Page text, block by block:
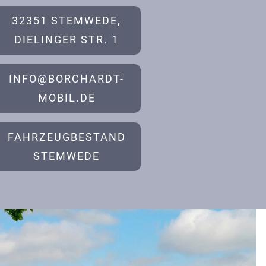
32351 STEMWEDE,
DIELINGER STR. 1
INFO@BORCHARDT-
MOBIL.DE
FAHRZEUGBESTAND
STEMWEDE